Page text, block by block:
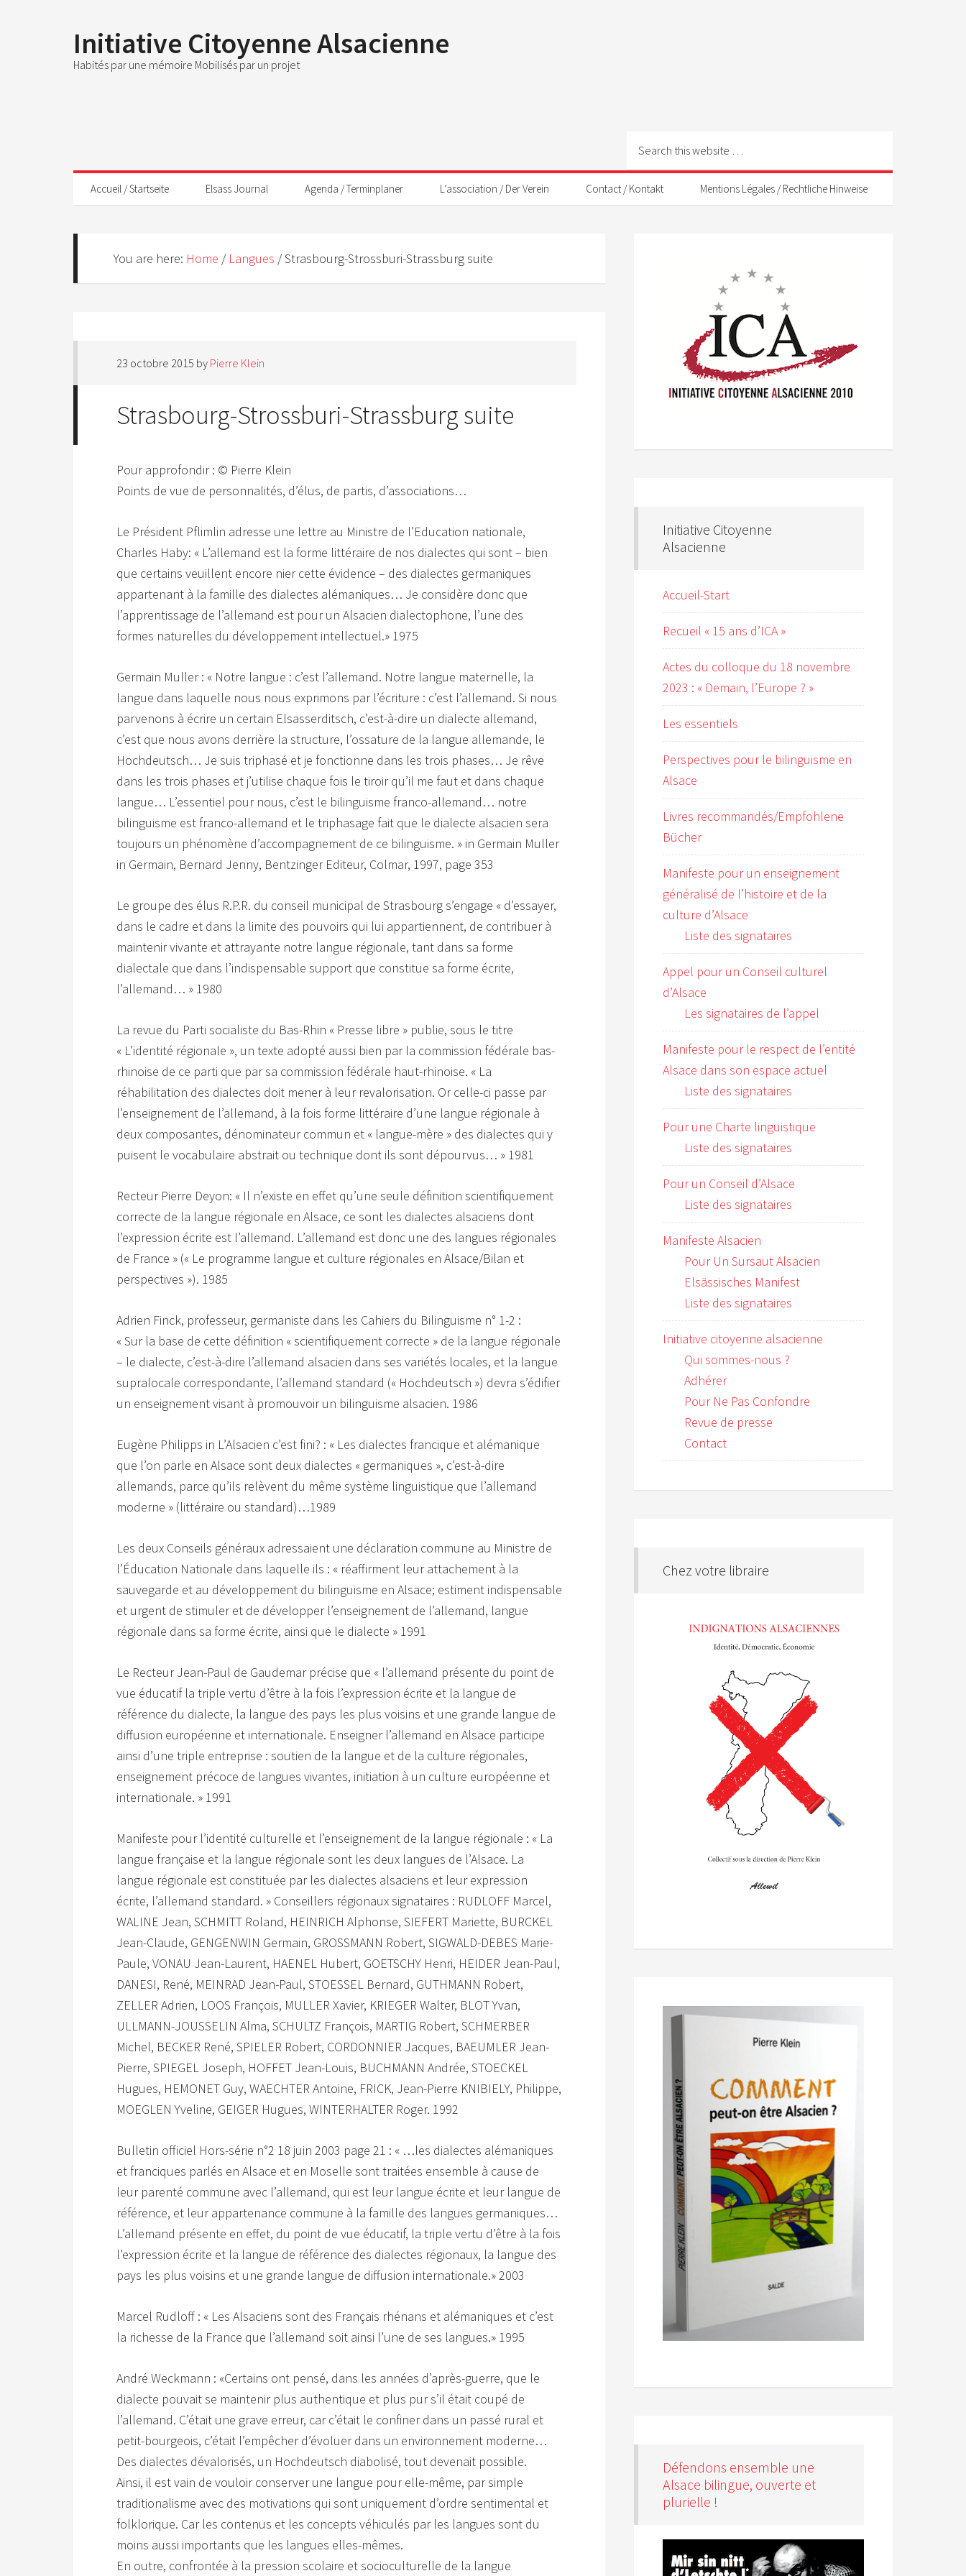
Initiative Citoyenne Alsacienne
Habités par une mémoire Mobilisés par un projet
Accueil / Startseite Elsass Journal Agenda / Terminplaner L’association / Der Verein Contact / Kontakt Mentions Légales / Rechtliche Hinweise
You are here: Home / Langues /Strasbourg-Strossburi-Strassburg suite
23 octobre 2015 by Pierre Klein
Strasbourg-Strossburi-Strassburg suite
Pour approfondir : © Pierre Klein
Points de vue de personnalités, d’élus, de partis, d’associations…
Le Président Pflimlin adresse une lettre au Ministre de l’Education nationale,
Charles Haby: « L’allemand est la forme littéraire de nos dialectes qui sont – bien
que certains veuillent encore nier cette évidence – des dialectes germaniques
appartenant à la famille des dialectes alémaniques… Je considère donc que
l’apprentissage de l’allemand est pour un Alsacien dialectophone, l’une des
formes naturelles du développement intellectuel.» 1975
Germain Muller : « Notre langue : c’est l’allemand. Notre langue maternelle, la
langue dans laquelle nous nous exprimons par l’écriture : c’est l’allemand. Si nous
parvenons à écrire un certain Elsasserditsch, c’est-à-dire un dialecte allemand,
c’est que nous avons derrière la structure, l’ossature de la langue allemande, le
Hochdeutsch… Je suis triphasé et je fonctionne dans les trois phases… Je rêve
dans les trois phases et j’utilise chaque fois le tiroir qu’il me faut et dans chaque
langue… L’essentiel pour nous, c’est le bilinguisme franco-allemand… notre
bilinguisme est franco-allemand et le triphasage fait que le dialecte alsacien sera
toujours un phénomène d’accompagnement de ce bilinguisme. » in Germain Muller
in Germain, Bernard Jenny, Bentzinger Editeur, Colmar, 1997, page 353
Le groupe des élus R.P.R. du conseil municipal de Strasbourg s’engage « d’essayer,
dans le cadre et dans la limite des pouvoirs qui lui appartiennent, de contribuer à
maintenir vivante et attrayante notre langue régionale, tant dans sa forme
dialectale que dans l’indispensable support que constitue sa forme écrite,
l’allemand… » 1980
La revue du Parti socialiste du Bas-Rhin « Presse libre » publie, sous le titre
« L’identité régionale », un texte adopté aussi bien par la commission fédérale bas-
rhinoise de ce parti que par sa commission fédérale haut-rhinoise. « La
réhabilitation des dialectes doit mener à leur revalorisation. Or celle-ci passe par
l’enseignement de l’allemand, à la fois forme littéraire d’une langue régionale à
deux composantes, dénominateur commun et « langue-mère » des dialectes qui y
puisent le vocabulaire abstrait ou technique dont ils sont dépourvus… » 1981
Recteur Pierre Deyon: « Il n’existe en effet qu’une seule définition scientifiquement
correcte de la langue régionale en Alsace, ce sont les dialectes alsaciens dont
l’expression écrite est l’allemand. L’allemand est donc une des langues régionales
de France » (« Le programme langue et culture régionales en Alsace/Bilan et
perspectives »). 1985
Adrien Finck, professeur, germaniste dans les Cahiers du Bilinguisme n° 1-2 :
« Sur la base de cette définition « scientifiquement correcte » de la langue régionale
– le dialecte, c’est-à-dire l’allemand alsacien dans ses variétés locales, et la langue
supralocale correspondante, l’allemand standard (« Hochdeutsch ») devra s’édifier
un enseignement visant à promouvoir un bilinguisme alsacien. 1986
Eugène Philipps in L’Alsacien c’est fini? : « Les dialectes francique et alémanique
que l’on parle en Alsace sont deux dialectes « germaniques », c’est-à-dire
allemands, parce qu’ils relèvent du même système linguistique que l’allemand
moderne » (littéraire ou standard)…1989
Les deux Conseils généraux adressaient une déclaration commune au Ministre de
l’Éducation Nationale dans laquelle ils : « réaffirment leur attachement à la
sauvegarde et au développement du bilinguisme en Alsace; estiment indispensable
et urgent de stimuler et de développer l’enseignement de l’allemand, langue
régionale dans sa forme écrite, ainsi que le dialecte » 1991
Le Recteur Jean-Paul de Gaudemar précise que « l’allemand présente du point de
vue éducatif la triple vertu d’être à la fois l’expression écrite et la langue de
référence du dialecte, la langue des pays les plus voisins et une grande langue de
diffusion européenne et internationale. Enseigner l’allemand en Alsace participe
ainsi d’une triple entreprise : soutien de la langue et de la culture régionales,
enseignement précoce de langues vivantes, initiation à un culture européenne et
internationale. » 1991
Manifeste pour l’identité culturelle et l’enseignement de la langue régionale : « La
langue française et la langue régionale sont les deux langues de l’Alsace. La
langue régionale est constituée par les dialectes alsaciens et leur expression
écrite, l’allemand standard. » Conseillers régionaux signataires : RUDLOFF Marcel,
WALINE Jean, SCHMITT Roland, HEINRICH Alphonse, SIEFERT Mariette, BURCKEL
Jean-Claude, GENGENWIN Germain, GROSSMANN Robert, SIGWALD-DEBES Marie-
Paule, VONAU Jean-Laurent, HAENEL Hubert, GOETSCHY Henri, HEIDER Jean-Paul,
DANESI, René, MEINRAD Jean-Paul, STOESSEL Bernard, GUTHMANN Robert,
ZELLER Adrien, LOOS François, MULLER Xavier, KRIEGER Walter, BLOT Yvan,
ULLMANN-JOUSSELIN Alma, SCHULTZ François, MARTIG Robert, SCHMERBER
Michel, BECKER René, SPIELER Robert, CORDONNIER Jacques, BAEUMLER Jean-
Pierre, SPIEGEL Joseph, HOFFET Jean-Louis, BUCHMANN Andrée, STOECKEL
Hugues, HEMONET Guy, WAECHTER Antoine, FRICK, Jean-Pierre KNIBIELY, Philippe,
MOEGLEN Yveline, GEIGER Hugues, WINTERHALTER Roger. 1992
Bulletin officiel Hors-série n°2 18 juin 2003 page 21 : « …les dialectes alémaniques
et franciques parlés en Alsace et en Moselle sont traitées ensemble à cause de
leur parenté commune avec l’allemand, qui est leur langue écrite et leur langue de
référence, et leur appartenance commune à la famille des langues germaniques…
L’allemand présente en effet, du point de vue éducatif, la triple vertu d’être à la fois
l’expression écrite et la langue de référence des dialectes régionaux, la langue des
pays les plus voisins et une grande langue de diffusion internationale.» 2003
Marcel Rudloff : « Les Alsaciens sont des Français rhénans et alémaniques et c’est
la richesse de la France que l’allemand soit ainsi l’une de ses langues.» 1995
André Weckmann : «Certains ont pensé, dans les années d’après-guerre, que le
dialecte pouvait se maintenir plus authentique et plus pur s’il était coupé de
l’allemand. C’était une grave erreur, car c’était le confiner dans un passé rural et
petit-bourgeois, c’était l’empêcher d’évoluer dans un environnement moderne…
Des dialectes dévalorisés, un Hochdeutsch diabolisé, tout devenait possible.
Ainsi, il est vain de vouloir conserver une langue pour elle-même, par simple
traditionalisme avec des motivations qui sont uniquement d’ordre sentimental et
folklorique. Car les contenus et les concepts véhiculés par les langues sont du
moins aussi importants que les langues elles-mêmes.
En outre, confrontée à la pression scolaire et socioculturelle de la langue
Initiative Citoyenne
Alsacienne
Accueil-Start
Recueil « 15 ans d’ICA »
Actes du colloque du 18 novembre
2023 : « Demain, l’Europe ? »
Les essentiels
Perspectives pour le bilinguisme en
Alsace
Livres recommandés/Empfohlene
Bücher
Manifeste pour un enseignement
généralisé de l’histoire et de la
culture d’Alsace
Liste des signataires
Appel pour un Conseil culturel
d’Alsace
Les signataires de l’appel
Manifeste pour le respect de l’entité
Alsace dans son espace actuel
Liste des signataires
Pour une Charte linguistique
Liste des signataires
Pour un Conseil d’Alsace
Liste des signataires
Manifeste Alsacien
Pour Un Sursaut Alsacien
Elsässisches Manifest
Liste des signataires
Initiative citoyenne alsacienne
Qui sommes-nous ?
Adhérer
Pour Ne Pas Confondre
Revue de presse
Contact
Chez votre libraire
Défendons ensemble une
Alsace bilingue, ouverte et
plurielle !